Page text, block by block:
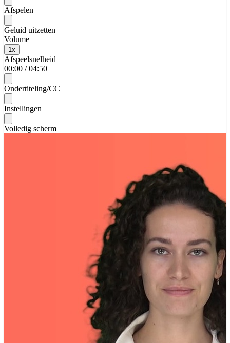
Afspelen
Geluid uitzetten
Volume
1 x
Afspeelsnelheid
00:00 / 04:50
Ondertiteling/CC
Instellingen
Volledig scherm